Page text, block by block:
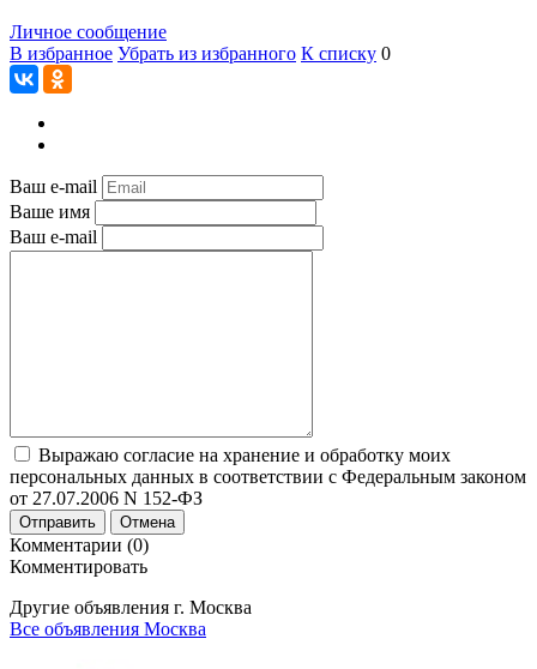
Личное сообщение
В избранное Убрать из избранного К списку 0
Ваш e-mail
Ваше имя
Ваш e-mail
Выражаю согласие на хранение и обработку моих
персональных данных в соответствии с Федеральным законом
от 27.07.2006 N 152-ФЗ
Отправить Отмена
Комментарии (0)
Комментировать
Другие объявления г. Москва
Все объявления Москва